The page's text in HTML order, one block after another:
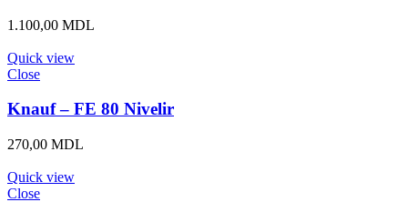
1.100,00 MDL
Quick view
Close
Knauf – FE 80 Nivelir
270,00 MDL
Quick view
Close